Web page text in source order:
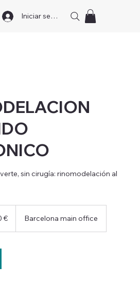
Iniciar sesión
sin cirugía: rinomodelación al
€ Barcelona main office